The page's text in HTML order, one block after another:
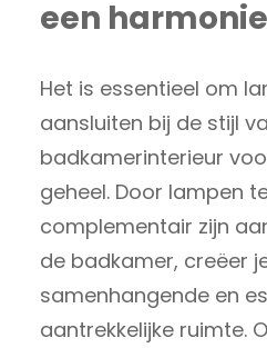
een
Het is essentieel om
aansluiten bij de stijl
badkamerinterieur
geheel. Door lampen
complementair zijn
de badkamer, creëer
samenhangende en
aantrekkelijke ruimte.